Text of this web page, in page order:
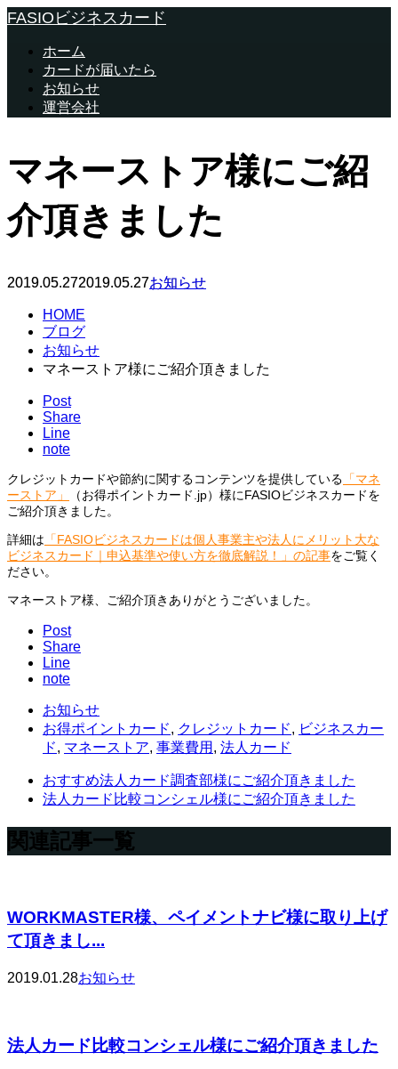
FASIOビジネスカード
ホーム
カードが届いたら
お知らせ
運営会社
マネーストア様にご紹
介頂きました
2019.05.272019.05.27お知らせ
HOME
ブログ
お知らせ
マネーストア様にご紹介頂きました
Post
Share
Line
note
クレジットカードや節約に関するコンテンツを提供している 「マネ
ーストア」
（お得ポイントカード.jp）様にFASIOビジネスカードを
ご紹介頂きました。
詳細は 「FASIOビジネスカードは個人事業主や法人にメリット大な
ビジネスカード｜申込基準や使い方を徹底解説！」の記事をご覧く
ださい。
マネーストア様、ご紹介頂きありがとうございました。
Post
Share
Line
note
お知らせ
お得ポイントカード, クレジットカード, ビジネスカー
ド, マネーストア, 事業費用 , 法人カード
おすすめ法人カード調査部様にご紹介頂きました
法人カード比較コンシェル様にご紹介頂きました
関連記事一覧
WORKMASTER様、ペイメントナビ様に取り上げ
て頂きまし...
2019.01.28お知らせ
法人カード比較コンシェル様にご紹介頂きました